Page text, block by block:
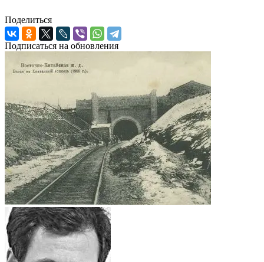
Поделиться
Подписаться на обновления